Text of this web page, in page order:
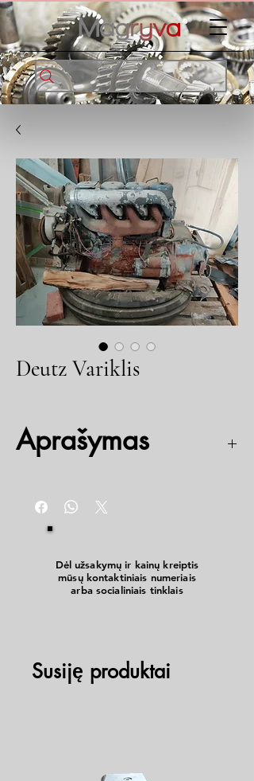
Deutz Variklis
Aprašymas
Dėl užsakymų ir kainų kreiptis
mūsų kontaktiniais numeriais
arba socialiniais tinklais
Susiję produktai